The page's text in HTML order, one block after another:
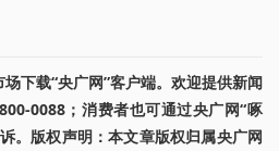
下载“央广网”客户端。欢迎提供新闻
0088；消费者也可通过央广网“啄
。版权声明：本文章版权归属央广网